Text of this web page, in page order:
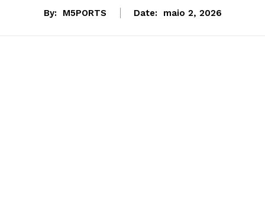
By: M5PORTS Date: maio 2, 2026